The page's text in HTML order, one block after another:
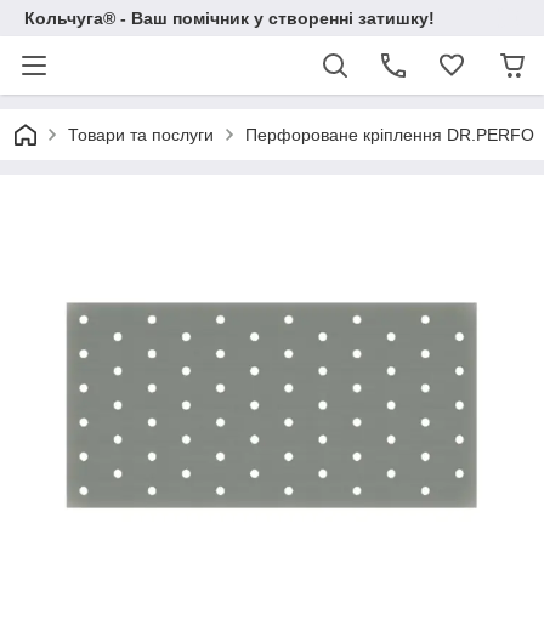
Кольчуга® - Ваш помічник у створенні затишку!
Товари та послуги Перфороване кріплення DR.PERFO